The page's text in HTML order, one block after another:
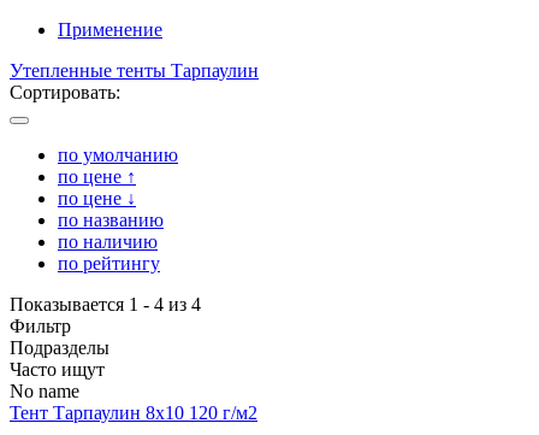
Применение
Утепленные тенты Тарпаулин
Сортировать:
по умолчанию
по цене ↑
по цене ↓
по названию
по наличию
по рейтингу
Показывается 1 - 4 из 4
Фильтр
Подразделы
Часто ищут
No name
Тент Тарпаулин 8х10 120 г/м2